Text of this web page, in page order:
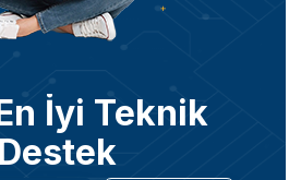
İyi Teknik
Destek